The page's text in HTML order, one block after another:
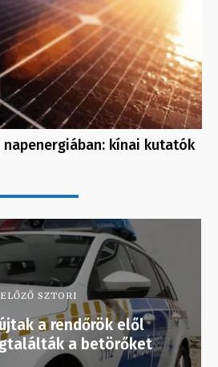
kínai kutatók
ELŐZŐ SZTORI
a rendőrök elől
a betörőket